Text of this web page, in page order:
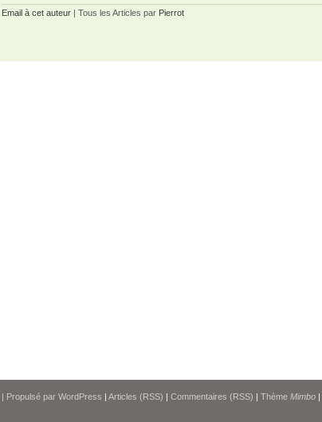
Email à cet auteur | Tous les Articles par Pierrot
| Propulsé par WordPress | Articles (RSS) | Commentaires (RSS) | Thème Mimbo